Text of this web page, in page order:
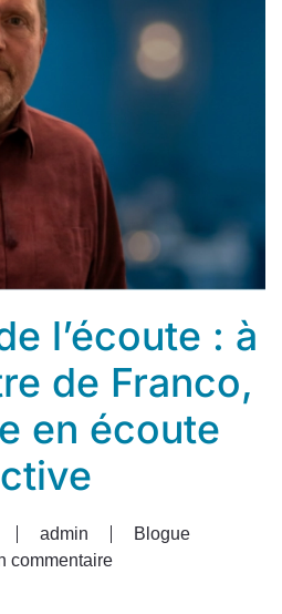
l’écoute : à
de Franco,
en écoute
admin
Blogue
commentaire